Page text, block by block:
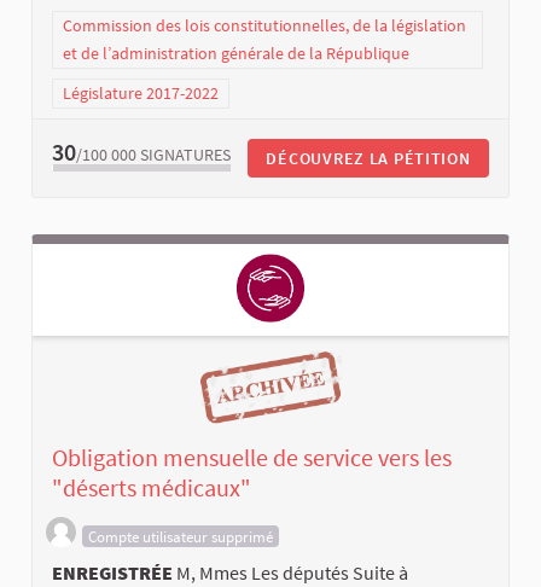
Commission des lois constitutionnelles, de la législation
et de l’administration générale de la République
Législature 2017-2022
30/100 000 SIGNATURES DÉCOUVREZ LA PÉTITION
Obligation mensuelle de service vers les
"déserts médicaux"
Compte utilisateur supprimé
ENREGISTRÉE M, Mmes Les députés Suite à